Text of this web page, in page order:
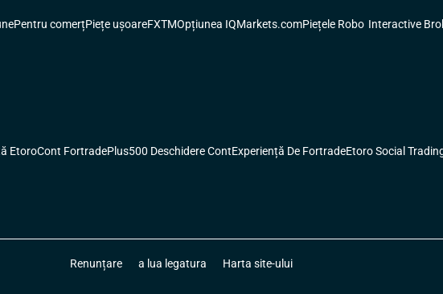
Pentru comerțPiețe ușoareFXTMOpțiunea IQMarkets.comPiețele Robo Interactive
EtoroCont FortradePlus500 Deschidere ContExperiență De FortradeEtoro Social
Renunțare a lua legatura Harta site-ului